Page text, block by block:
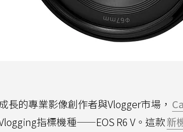
長的專業影像創作者與Vlogger市場，
指標機種——EOS R6 V。這款新